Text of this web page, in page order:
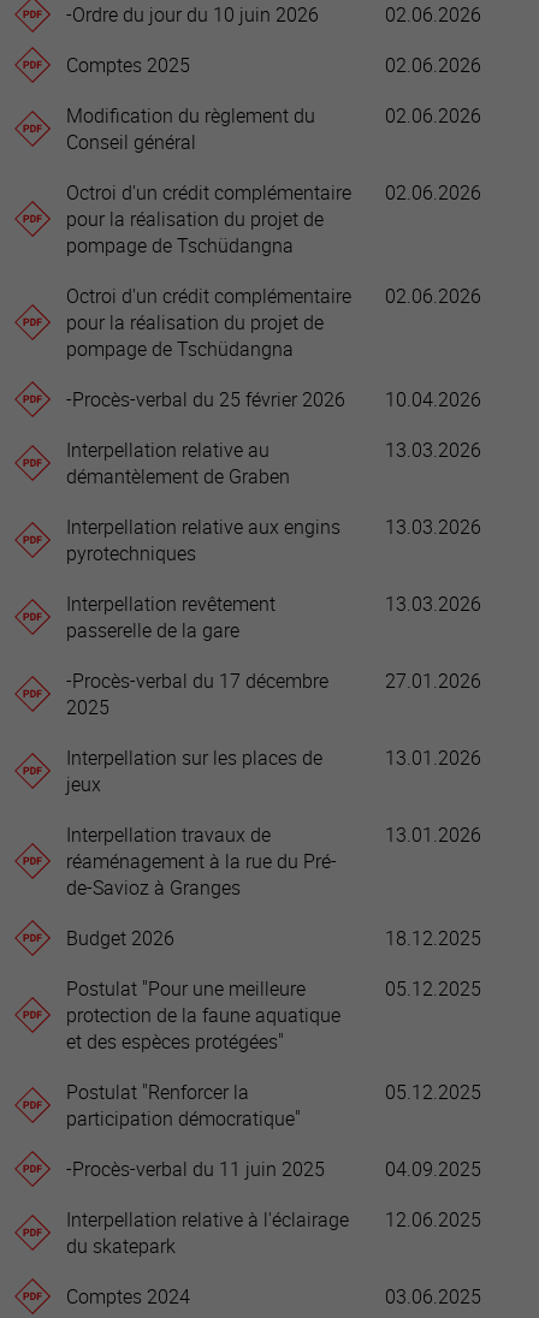
-Ordre du jour du 10 juin 2026
02.06.2026
Comptes 2025
02.06.2026
Modification du règlement du
Conseil général
02.06.2026
Octroi d'un crédit complémentaire
pour la réalisation du projet de
pompage de Tschüdangna
02.06.2026
Octroi d'un crédit complémentaire
pour la réalisation du projet de
pompage de Tschüdangna
02.06.2026
-Procès-verbal du 25 février 2026
10.04.2026
Interpellation relative au
démantèlement de Graben
13.03.2026
Interpellation relative aux engins
pyrotechniques
13.03.2026
Interpellation revêtement
passerelle de la gare
13.03.2026
-Procès-verbal du 17 décembre
2025
27.01.2026
Interpellation sur les places de
jeux
13.01.2026
Interpellation travaux de
réaménagement à la rue du Pré-
de-Savioz à Granges
13.01.2026
Budget 2026
18.12.2025
Postulat "Pour une meilleure
protection de la faune aquatique
et des espèces protégées"
05.12.2025
Postulat "Renforcer la
participation démocratique"
05.12.2025
-Procès-verbal du 11 juin 2025
04.09.2025
Interpellation relative à l'éclairage
du skatepark
12.06.2025
Comptes 2024
03.06.2025